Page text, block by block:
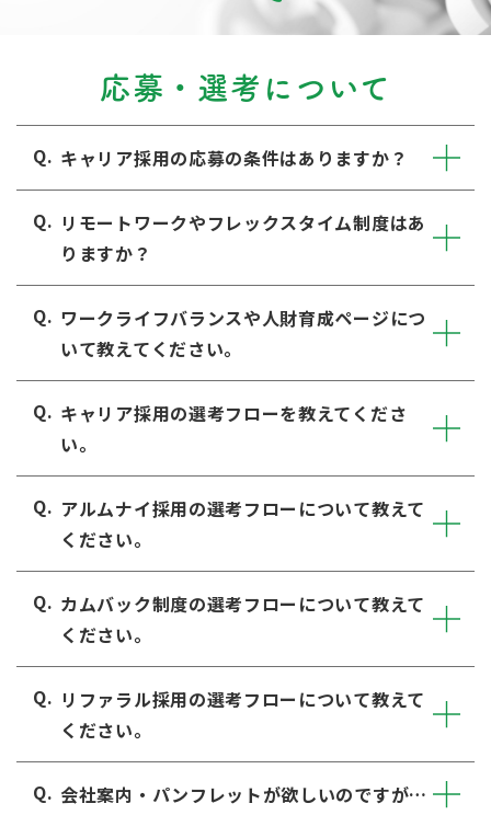
応募・選考について
キャリア採用の応募の条件はありますか？
リモートワークやフレックスタイム制度はあ
りますか？
ワークライフバランスや人財育成ページにつ
いて教えてください。
キャリア採用の選考フローを教えてくださ
い。
アルムナイ採用の選考フローについて教えて
ください。
カムバック制度の選考フローについて教えて
ください。
リファラル採用の選考フローについて教えて
ください。
会社案内・パンフレットが欲しいのですが…